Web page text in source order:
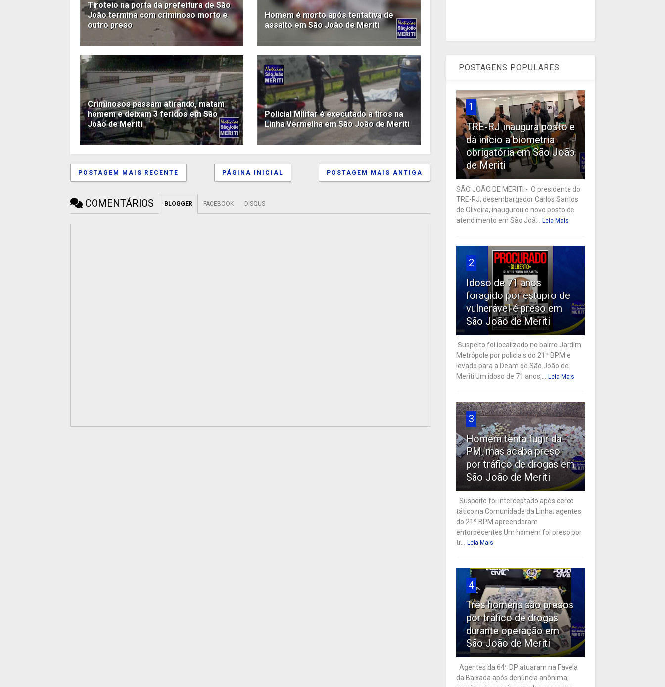
Tiroteio na porta da prefeitura de São
João termina com criminoso morto e
outro preso
Homem é morto após tentativa de
assalto em São João de Meriti
Criminosos passam atirando, matam
homem e deixam 3 feridos em São
João de Meriti
Policial Militar é executado a tiros na
Linha Vermelha em São João de Meriti
POSTAGEM MAIS RECENTE POSTAGEM MAIS ANTIGA
PÁGINA INICIAL
COMENTÁRIOS BLOGGER FACEBOOK DISQUS
POSTAGENS POPULARES
1
TRE-RJ inaugura posto e
dá início a biometria
obrigatória em São João
de Meriti
SÃO JOÃO DE MERITI - O presidente do
TRE-RJ, desembargador Carlos Santos
de Oliveira, inaugurou o novo posto de
atendimento em São Joã...
Leia Mais
2
Idoso de 71 anos
foragido por estupro de
vulnerável é preso em
São João de Meriti
Suspeito foi localizado no bairro Jardim
Metrópole por policiais do 21º BPM e
levado para a Deam de São João de
Meriti Um idoso de 71 anos,...
Leia Mais
3
Homem tenta fugir da
PM, mas acaba preso
por tráfico de drogas em
São João de Meriti
Suspeito foi interceptado após cerco
tático na Comunidade da Linha; agentes
do 21º BPM apreenderam
entorpecentes Um homem foi preso por
tr...
Leia Mais
4
Três homens são presos
por tráfico de drogas
durante operação em
São João de Meriti
Agentes da 64ª DP atuaram na Favela
da Baixada após denúncia anônima;